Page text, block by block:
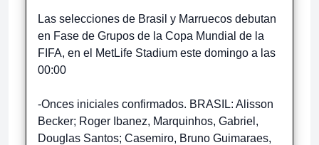
Las selecciones de Brasil y Marruecos debutan
en Fase de Grupos de la Copa Mundial de la
FIFA, en el MetLife Stadium este domingo a las
00:00
-Onces iniciales confirmados. BRASIL: Alisson
Becker; Roger Ibanez, Marquinhos, Gabriel,
Douglas Santos; Casemiro, Bruno Guimaraes,